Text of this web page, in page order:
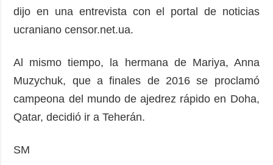
dijo en una entrevista con el portal de noticias
ucraniano censor.net.ua.
Al mismo tiempo, la hermana de Mariya, Anna
Muzychuk, que a finales de 2016 se proclamó
campeona del mundo de ajedrez rápido en Doha,
Qatar, decidió ir a Teherán.
SM